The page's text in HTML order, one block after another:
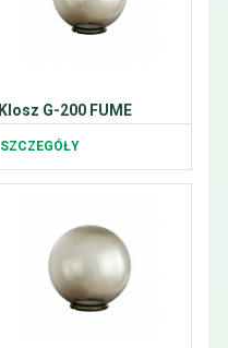
Klosz G-200 FUME
SZCZEGÓŁY